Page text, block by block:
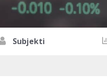
Subjekti